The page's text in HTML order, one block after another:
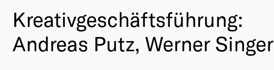
Kreativgeschäftsführung:
Andreas Putz, Werner Singer